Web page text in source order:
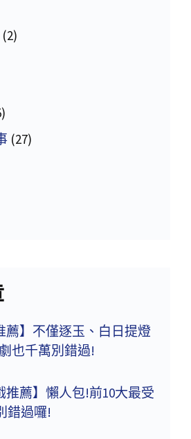
(2)
(27)
薦】不僅逐玉、白日提燈
也千萬別錯過!
推薦】懶人包!前10大最受
錯過囉!